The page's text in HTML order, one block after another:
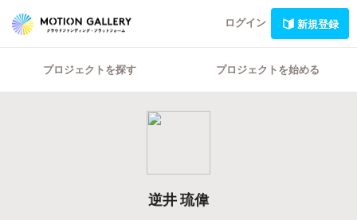
ログイン 新規登録
プロジェクトを探す プロジェクトを始める
逆井 琉偉